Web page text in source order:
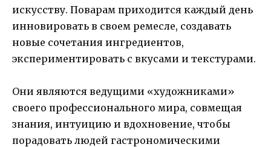
искусству. Поварам приходится каждый день
инновировать в своем ремесле, создавать
новые сочетания ингредиентов,
экспериментировать с вкусами и текстурами.
Они являются ведущими «художниками»
своего профессионального мира, совмещая
знания, интуицию и вдохновение, чтобы
порадовать людей гастрономическими